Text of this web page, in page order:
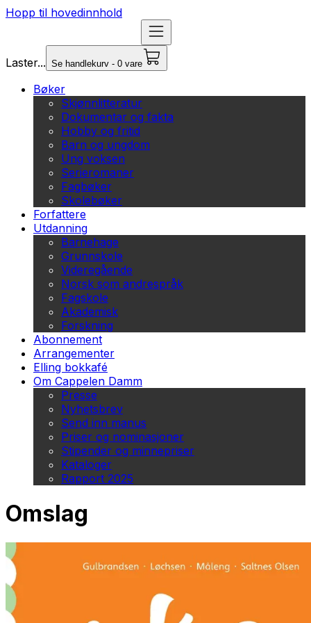
Hopp til hovedinnhold
Laster... Se handlekurv - 0 vare
Bøker
Skjønnlitteratur
Dokumentar og fakta
Hobby og fritid
Barn og ungdom
Ung voksen
Serieromaner
Fagbøker
Skolebøker
Forfattere
Utdanning
Barnehage
Grunnskole
Videregående
Norsk som andrespråk
Fagskole
Akademisk
Forskning
Abonnement
Arrangementer
Elling bokkafé
Om Cappelen Damm
Presse
Nyhetsbrev
Send inn manus
Priser og nominasjoner
Stipender og minnepriser
Kataloger
Rapport 2025
Omslag